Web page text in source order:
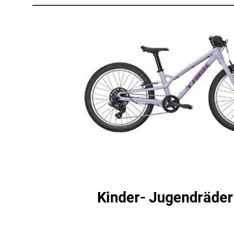
Kinder- Jugendräder